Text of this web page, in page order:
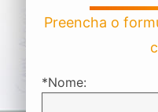
Preencha o
*Nome: